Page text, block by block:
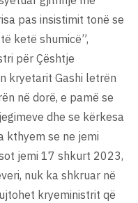
pas insistimit tonë se
ketë shumicë”,
për Çështje
kryetarit Gashi letrën
në dorë, e pamë se
dhe se kërkesa
kthyem se ne jemi
jemi 17 shkurt 2023,
nuk ka shkruar në
kryeministrit që